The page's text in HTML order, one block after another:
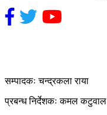
सम्पादकः चन्द्रकला राया
प्रबन्ध निर्देशकः कमल कटुवाल